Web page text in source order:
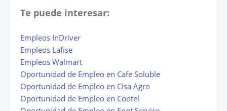
Te puede interesar:
Empleos InDriver
Empleos Lafise
Empleos Walmart
Oportunidad de Empleo en Cafe Soluble
Oportunidad de Empleo en Cisa Agro
Oportunidad de Empleo en Cootel